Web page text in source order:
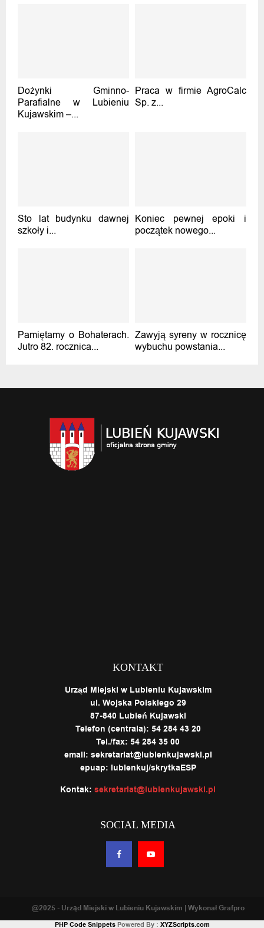
Dożynki Gminno-
Parafialne w Lubieniu
Kujawskim –...
Praca w firmie AgroCalc
Sp. z...
Sto lat budynku dawnej
szkoły i...
Koniec pewnej epoki i
początek nowego...
Pamiętamy o Bohaterach.
Jutro 82. rocznica...
Zawyją syreny w rocznicę
wybuchu powstania...
KONTAKT
Urząd Miejski w Lubieniu Kujawskim
ul. Wojska Polskiego 29
87-840 Lubień Kujawski
Telefon (centrala): 54 284 43 20
Tel./fax: 54 284 35 00
email: sekretariat@lubienkujawski.pl
epuap: lubienkuj/skrytkaESP
Kontak: sekretariat@lubienkujawski.pl
SOCIAL MEDIA
@2025 - Urząd Miejski w Lubieniu Kujawskim | Wykonał Grafpro
PHP Code SnippetsPowered By : XYZScripts.com